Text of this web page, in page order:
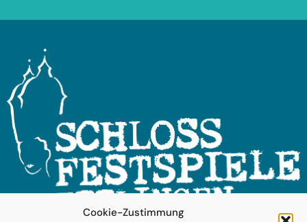
Cookie-Zustimmung